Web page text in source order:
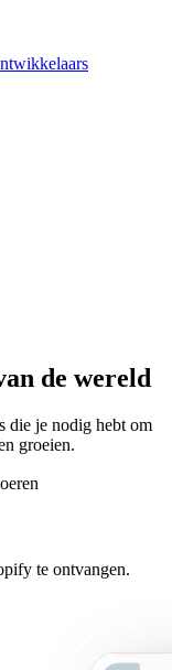
de wereld
die je nodig hebt om
groeien.
te ontvangen.